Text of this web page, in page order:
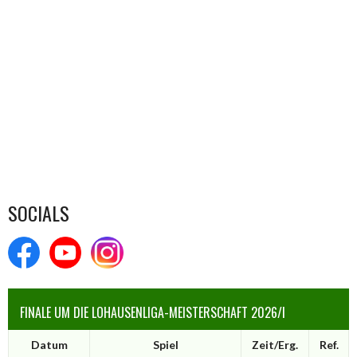
SOCIALS
FINALE UM DIE LOHAUSENLIGA-MEISTERSCHAFT 2026/I
Datum Spiel Zeit/Erg. Ref.